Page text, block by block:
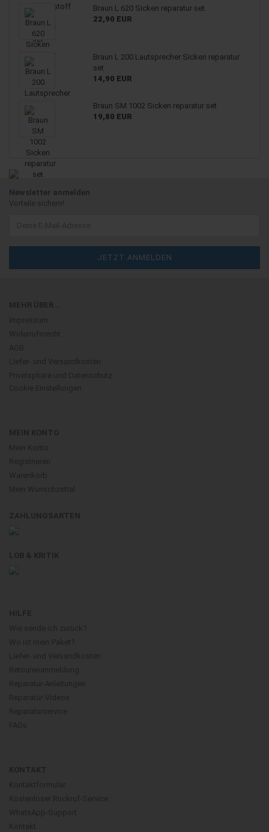
Braun L 620 Sicken reparatur set
22,90 EUR
Braun L 200 Lautsprecher Sicken reparatur
set
14,90 EUR
Braun SM 1002 Sicken reparatur set
19,80 EUR
Newsletter anmelden
Vorteile sichern!